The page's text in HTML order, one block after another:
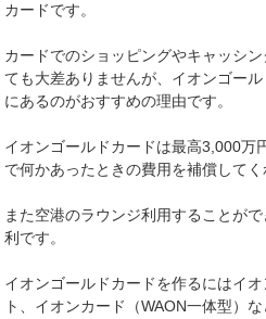
カードです。
カードでのショッピングやキャッシ
ても大差ありませんが、イオンゴー
にあるのがおすすめの理由です。
イオンゴールドカードは最高3,000万
で何かあったときの費用を補償してく
また空港のラウンジ利用することが
利です。
イオンゴールドカードを作るにはイ
ト、イオンカード（WAON一体型）